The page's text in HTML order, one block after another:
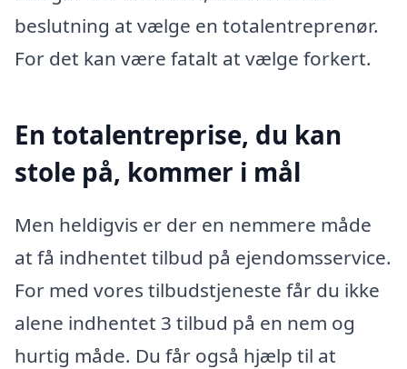
beslutning at vælge en totalentreprenør.
For det kan være fatalt at vælge forkert.
En totalentreprise, du kan
stole på, kommer i mål
Men heldigvis er der en nemmere måde
at få indhentet tilbud på ejendomsservice.
For med vores tilbudstjeneste får du ikke
alene indhentet 3 tilbud på en nem og
hurtig måde. Du får også hjælp til at